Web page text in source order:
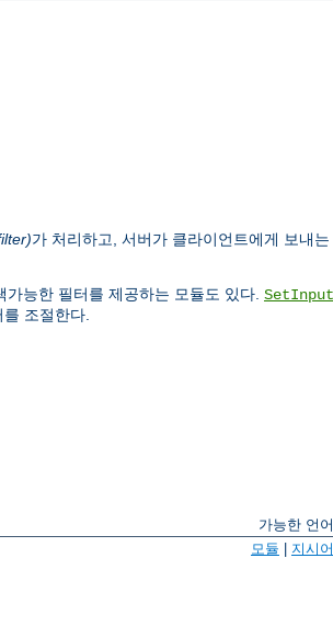
가 처리하고, 서버가 클라이언트에게 보내는
능한 필터를 제공하는 모듈도 있다.
조절한다.
가능한 언
모듈 지시